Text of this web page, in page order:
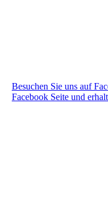
Besuchen Sie uns auf
Facebook Seite und